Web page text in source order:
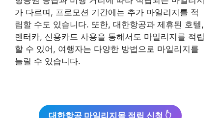
가 다르며, 프로모션 기간에는 추가 마일리지를 적
립할 수도 있습니다. 또한, 대한항공과 제휴된 호텔,
렌터카, 신용카드 사용을 통해서도 마일리지를 적립
할 수 있어, 여행자는 다양한 방법으로 마일리지를
늘릴 수 있습니다.
대한항공 마일리지몰 적립 신청 👆